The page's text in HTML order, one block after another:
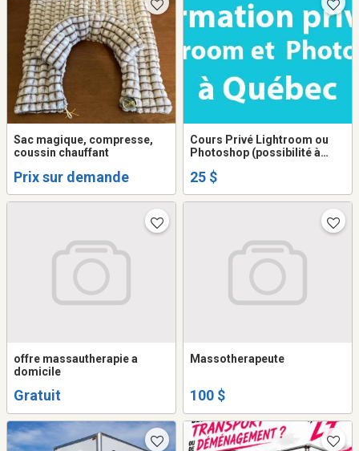
Sac magique, compresse,
coussin chauffant
Prix sur demande
Cours Privé Lightroom ou
Photoshop (possibilité à
25 $
offre massautherapie a
domicile
Gratuit
Massotherapeute
100 $